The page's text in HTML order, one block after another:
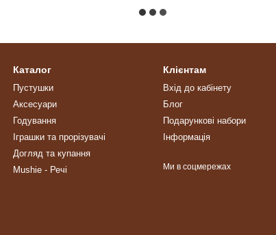
Каталог
Пустушки
Аксесуари
Годування
Іграшки та прорізувачі
Догляд та купання
Mushie - Речі
Клієнтам
Вхід до кабінету
Блог
Подарункові набори
Інформація
Ми в соцмережах